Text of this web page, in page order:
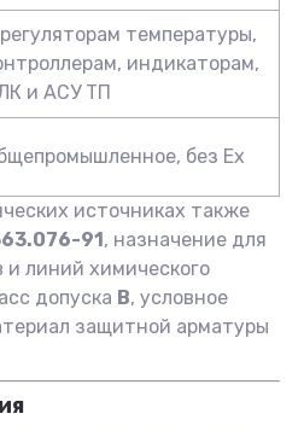
температуры,
индикаторам,
и АСУ ТП
без Ex
источниках также
91, назначение для
линий химического
допуска B, условное
защитной арматуры